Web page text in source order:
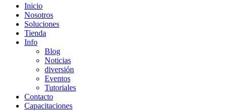
Inicio
Nosotros
Soluciones
Tienda
Info
Blog
Noticias
diversión
Eventos
Tutoriales
Contacto
Capacitaciones